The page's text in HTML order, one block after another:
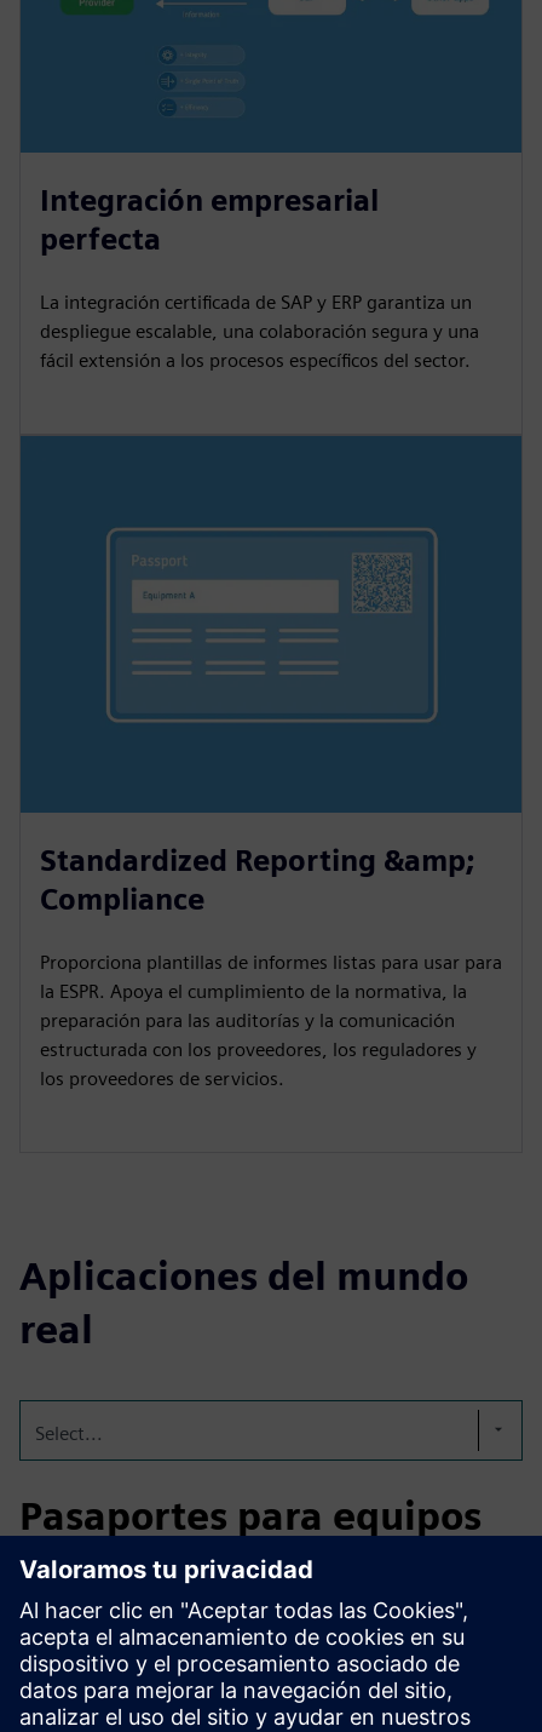
Integración empresarial
perfecta
La integración certificada de SAP y ERP garantiza un
despliegue escalable, una colaboración segura y una
fácil extensión a los procesos específicos del sector.
Standardized Reporting &amp;
Compliance
Proporciona plantillas de informes listas para usar para
la ESPR. Apoya el cumplimiento de la normativa, la
preparación para las auditorías y la comunicación
estructurada con los proveedores, los reguladores y
los proveedores de servicios.
Aplicaciones del mundo
real
Select...
Pasaportes para equipos
digitales
El SEP consolida los informes de inspección, los registros de
mantenimiento y las certificaciones en un solo pasaporte
digital. Esto mejora el cumplimiento, apoya el
mantenimiento predictivo, reduce el tiempo de inactividad